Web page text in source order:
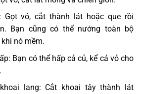
Gọt vỏ, cắt thành lát hoặc que rồi
Bạn cũng có thể nướng toàn bộ
nó mềm.
Bạn có thể hấp cả củ, kể cả vỏ cho
lang: Cắt khoai tây thành lát